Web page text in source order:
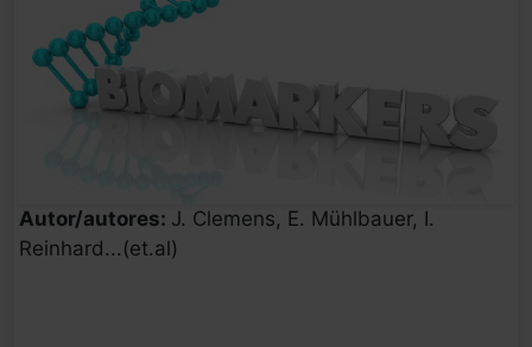
Autor/autores: J. Clemens, E. Mühlbauer, I.
Reinhard...(et.al)